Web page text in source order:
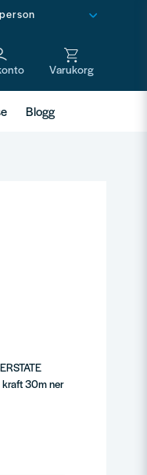
Blogg
30m ner